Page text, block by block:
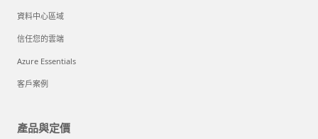
資料中心區域
信任您的雲端
Azure Essentials
客戶案例
產品與定價